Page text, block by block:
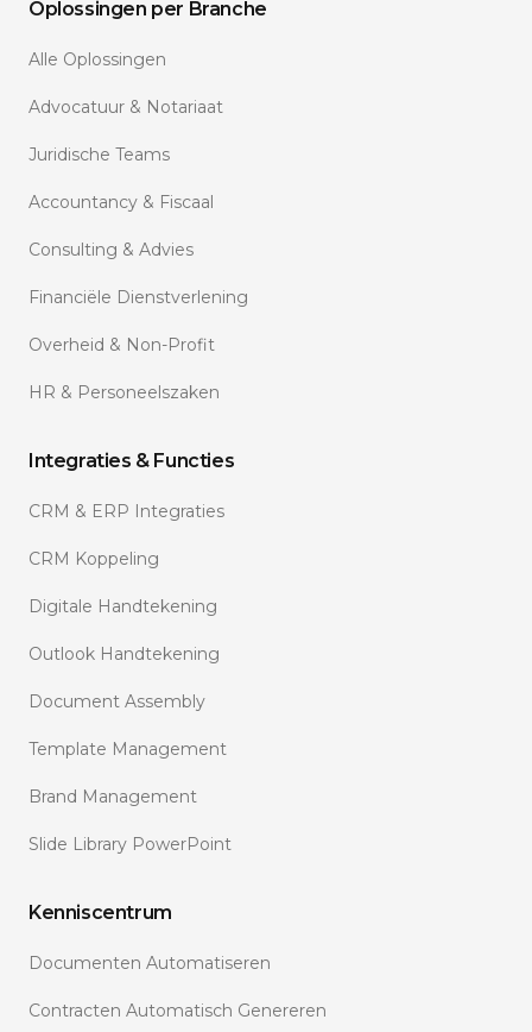
Oplossingen per Branche
Alle Oplossingen
Advocatuur & Notariaat
Juridische Teams
Accountancy & Fiscaal
Consulting & Advies
Financiële Dienstverlening
Overheid & Non-Profit
HR & Personeelszaken
Integraties & Functies
CRM & ERP Integraties
CRM Koppeling
Digitale Handtekening
Outlook Handtekening
Document Assembly
Template Management
Brand Management
Slide Library PowerPoint
Kenniscentrum
Documenten Automatiseren
Contracten Automatisch Genereren